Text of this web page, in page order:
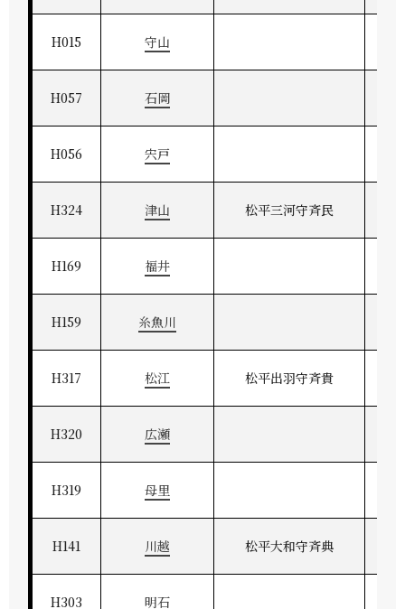
H015 守山
H057 石岡
H056 宍戸
H324 津山 松平三河守斉民
H169 福井
H159 糸魚川
H317 松江 松平出羽守斉貴
H320 広瀬
H319 母里
H141 川越 松平大和守斉典
H303 明石